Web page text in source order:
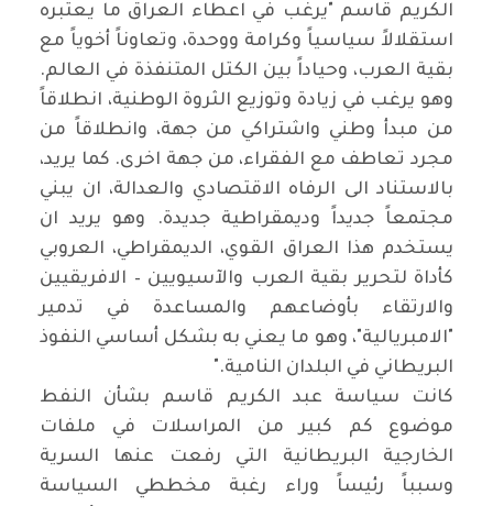
الكريم قاسم "يرغب في اعطاء العراق ما يعتبره
استقلالاً سياسياً وكرامة ووحدة، وتعاوناً أخوياً مع
بقية العرب، وحياداً بين الكتل المتنفذة في العالم.
وهو يرغب في زيادة وتوزيع الثروة الوطنية، انطلاقاً
من مبدأ وطني واشتراكي من جهة، وانطلاقاً من
مجرد تعاطف مع الفقراء، من جهة اخرى. كما يريد،
بالاستناد الى الرفاه الاقتصادي والعدالة، ان يبني
مجتمعاً جديداً وديمقراطية جديدة. وهو يريد ان
يستخدم هذا العراق القوي، الديمقراطي، العروبي
كأداة لتحرير بقية العرب والآسيويين – الافريقيين
والارتقاء بأوضاعهم والمساعدة في تدمير
"الامبريالية"، وهو ما يعني به بشكل أساسي النفوذ
البريطاني في البلدان النامية".
كانت سياسة عبد الكريم قاسم بشأن النفط
موضوع كم كبير من المراسلات في ملفات
الخارجية البريطانية التي رفعت عنها السرية
وسبباً رئيساً وراء رغبة مخططي السياسة